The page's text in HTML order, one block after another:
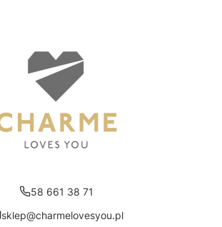
58 661 38 71
sklep@charmelovesyou.pl